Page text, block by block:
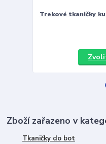
Trekové tkaničky
Zboží zařazeno v
Tkaničky do bot